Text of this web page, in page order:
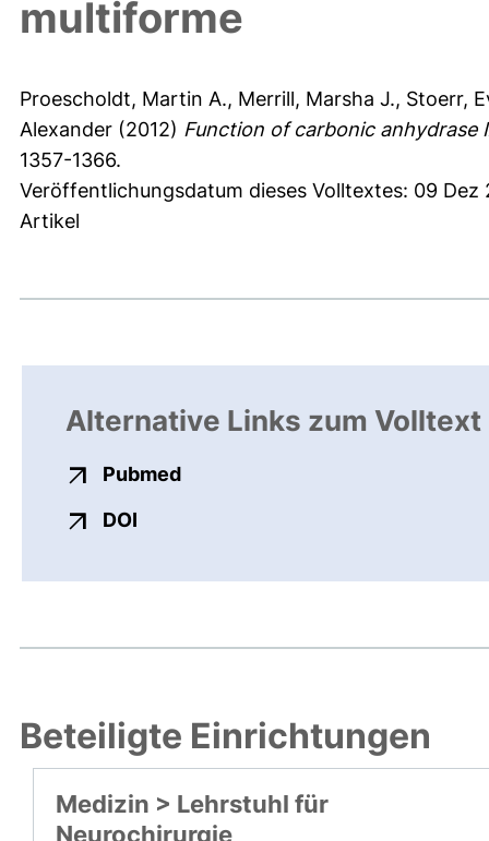
multiforme
Proescholdt, Martin A., Merrill, Marsha J., Stoerr,
Alexander (2012) Function of carbonic anhydrase
1357-1366.
Veröffentlichungsdatum dieses Volltextes: 09 Dez
Artikel
Alternative Links zum Volltext
Pubmedexterner Link, öffnet neues
DOI
Beteiligte Einrichtungen
Medizin > Lehrstuhl für
Neurochirurgie